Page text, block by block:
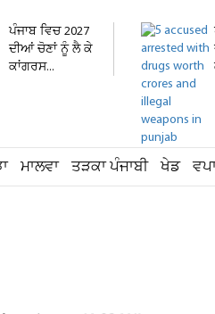
ਪੰਜਾਬ ਵਿਚ 2027
ਦੀਆਂ ਚੋਣਾਂ ਨੂੰ ਲੈ ਕੇ
ਕਾਂਗਰਸ...
ਮਾਲਵਾ ਤੜਕਾ ਪੰਜਾਬੀ ਖੇਡ